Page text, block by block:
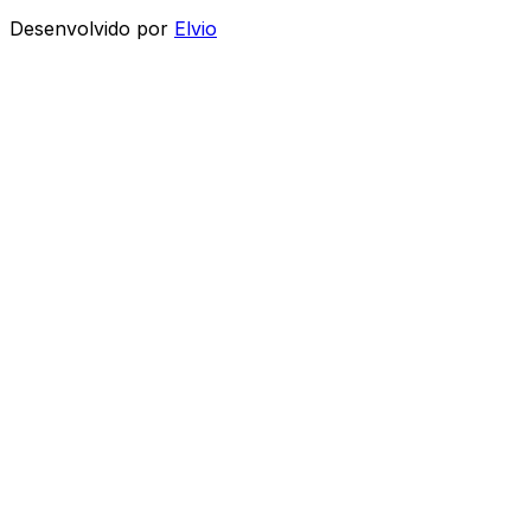
Desenvolvido por Elvio